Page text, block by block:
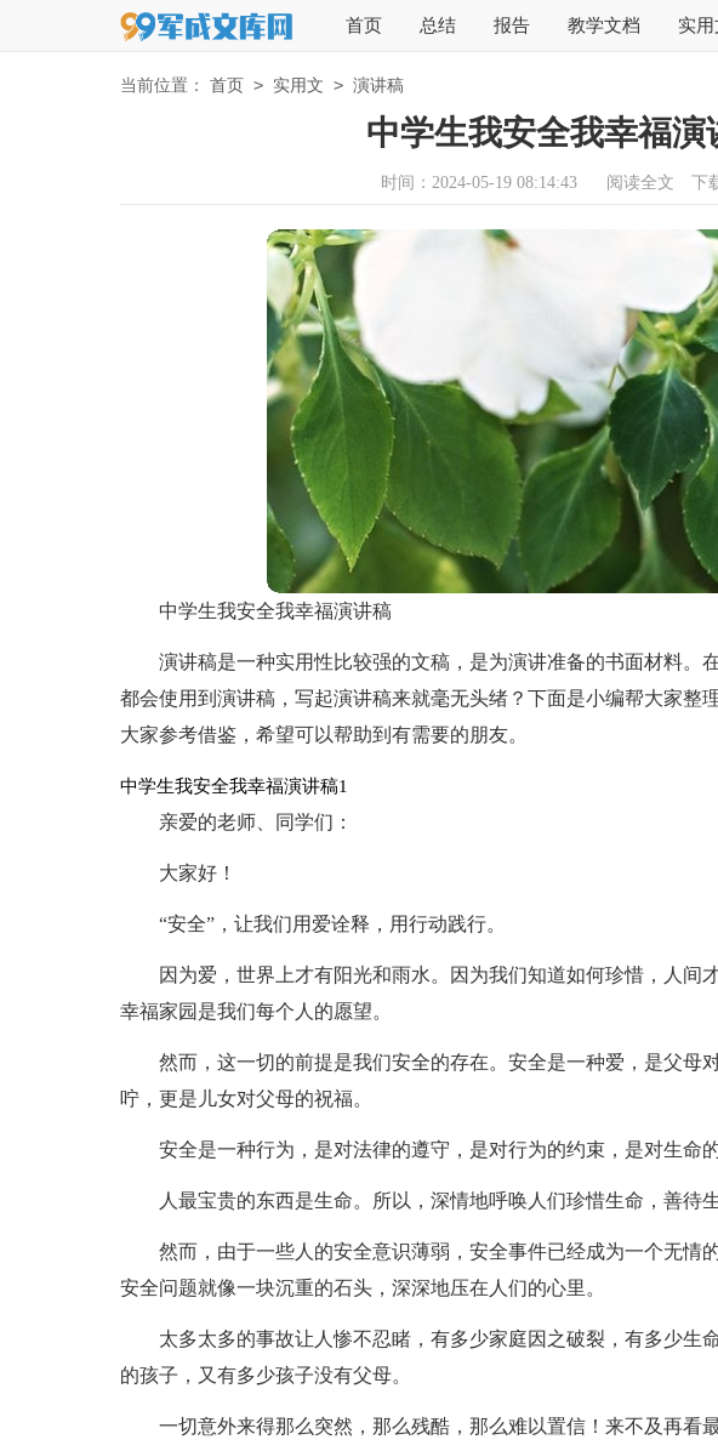
首页 总结 报告 教学文档 实用
当前位置： 首页 > 实用文 > 演讲稿
中学生我安全我幸福演
时间：2024-05-19 08:14:43 阅读全文 下
中学生我安全我幸福演讲稿
演讲稿是一种实用性比较强的文稿，是为演讲准备的书面材料。
都会使用到演讲稿，写起演讲稿来就毫无头绪？下面是小编帮大家整
大家参考借鉴，希望可以帮助到有需要的朋友。
中学生我安全我幸福演讲稿1
亲爱的老师、同学们：
大家好！
“安全”，让我们用爱诠释，用行动践行。
因为爱，世界上才有阳光和雨水。因为我们知道如何珍惜，人间
幸福家园是我们每个人的愿望。
然而，这一切的前提是我们安全的存在。安全是一种爱，是父母
咛，更是儿女对父母的祝福。
安全是一种行为，是对法律的遵守，是对行为的约束，是对生命的
人最宝贵的东西是生命。所以，深情地呼唤人们珍惜生命，善待生
然而，由于一些人的安全意识薄弱，安全事件已经成为一个无情
安全问题就像一块沉重的石头，深深地压在人们的心里。
太多太多的事故让人惨不忍睹，有多少家庭因之破裂，有多少生
的孩子，又有多少孩子没有父母。
一切意外来得那么突然，那么残酷，那么难以置信！来不及再看